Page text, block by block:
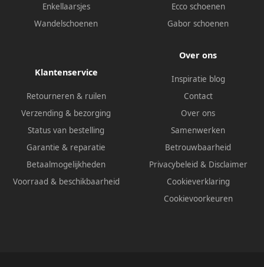
Enkellaarsjes
Wandelschoenen
Ecco schoenen
Gabor schoenen
Klantenservice
Retourneren & ruilen
Verzending & bezorging
Status van bestelling
Garantie & reparatie
Betaalmogelijkheden
Voorraad & beschikbaarheid
Over ons
Inspiratie blog
Contact
Over ons
Samenwerken
Betrouwbaarheid
Privacybeleid & Disclaimer
Cookieverklaring
Cookievoorkeuren